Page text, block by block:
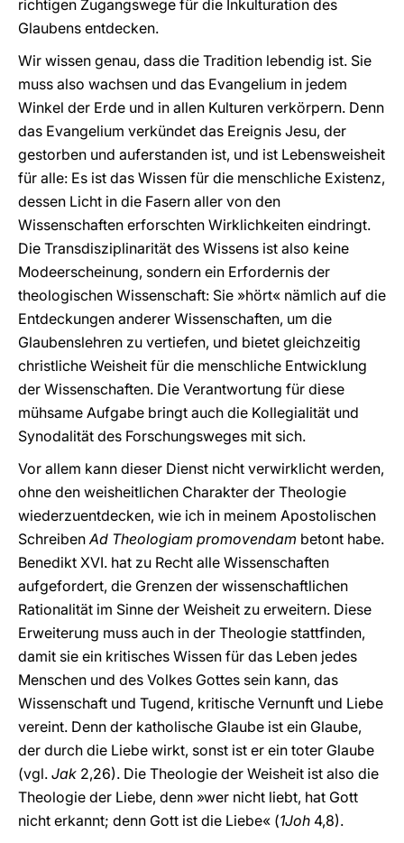
richtigen Zugangswege für die Inkulturation des
Glaubens entdecken.
Wir wissen genau, dass die Tradition lebendig ist. Sie
muss also wachsen und das Evangelium in jedem
Winkel der Erde und in allen Kulturen verkörpern. Denn
das Evangelium verkündet das Ereignis Jesu, der
gestorben und auferstanden ist, und ist Lebensweisheit
für alle: Es ist das Wissen für die menschliche Existenz,
dessen Licht in die Fasern aller von den
Wissenschaften erforschten Wirklichkeiten eindringt.
Die Transdisziplinarität des Wissens ist also keine
Modeerscheinung, sondern ein Erfordernis der
theologischen Wissenschaft: Sie »hört« nämlich auf die
Entdeckungen anderer Wissenschaften, um die
Glaubenslehren zu vertiefen, und bietet gleichzeitig
christliche Weisheit für die menschliche Entwicklung
der Wissenschaften. Die Verantwortung für diese
mühsame Aufgabe bringt auch die Kollegialität und
Synodalität des Forschungsweges mit sich.
Vor allem kann dieser Dienst nicht verwirklicht werden,
ohne den weisheitlichen Charakter der Theologie
wiederzuentdecken, wie ich in meinem Apostolischen
SchreibenAd Theologiam promovendam betont habe.
Benedikt XVI. hat zu Recht alle Wissenschaften
aufgefordert, die Grenzen der wissenschaftlichen
Rationalität im Sinne der Weisheit zu erweitern. Diese
Erweiterung muss auch in der Theologie stattfinden,
damit sie ein kritisches Wissen für das Leben jedes
Menschen und des Volkes Gottes sein kann, das
Wissenschaft und Tugend, kritische Vernunft und Liebe
vereint. Denn der katholische Glaube ist ein Glaube,
der durch die Liebe wirkt, sonst ist er ein toter Glaube
(vgl. Jak 2,26). Die Theologie der Weisheit ist also die
Theologie der Liebe, denn »wer nicht liebt, hat Gott
nicht erkannt; denn Gott ist die Liebe« (1Joh 4,8).